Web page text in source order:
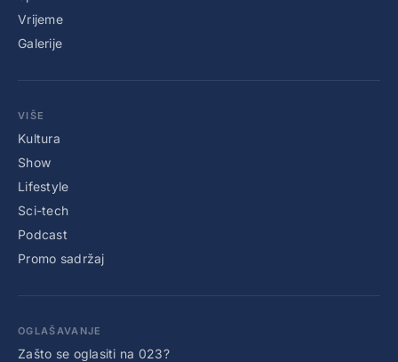
Vrijeme
Galerije
VIŠE
Kultura
Show
Lifestyle
Sci-tech
Podcast
Promo sadržaj
OGLAŠAVANJE
Zašto se oglasiti na 023?